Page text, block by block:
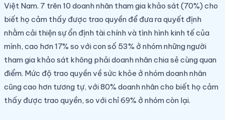
Việt Nam. 7 trên 10 doanh nhân tham gia khảo sát (70%) cho
biết họ cảm thấy được trao quyền để đưa ra quyết định
nhằm cải thiện sự ổn định tài chính và tình hình kinh tế của
mình, cao hơn 17% so với con số 53% ở nhóm những người
tham gia khảo sát không phải doanh nhân chia sẻ cùng quan
điểm. Mức độ trao quyền về sức khỏe ở nhóm doanh nhân
cũng cao hơn tương tự, với 80% doanh nhân cho biết họ cảm
thấy được trao quyền, so với chỉ 69% ở nhóm còn lại.